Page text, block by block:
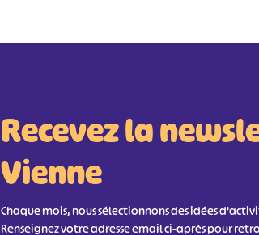
Recevez la
Vienne
Chaque mois, nous sélectionnons des idées
Renseignez votre adresse email ci-après pour